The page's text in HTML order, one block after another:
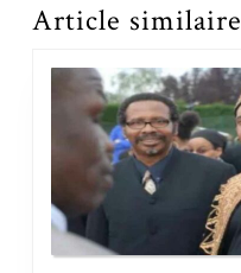
Article similaire